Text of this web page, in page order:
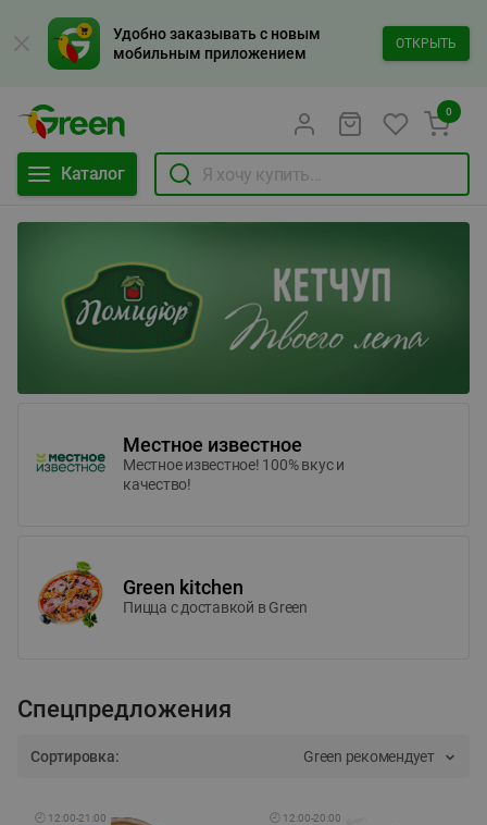
Удобно заказывать с новым
мобильным приложением
ОТКРЫТЬ
Каталог
0
Местное известное
Местное известное! 100% вкус и
качество!
Green kitchen
Пицца c доставкой в Green
Спецпредложения
Сортировка: Green рекомендует
🕘 12:00-21:00 🕘 12:00-20:00